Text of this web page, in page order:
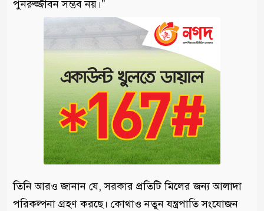
পুনরুজ্জীবন সম্ভব নয়।"
তিনি আরও জানান যে, সরকার প্রতিটি মিলের জন্য আলাদা
পরিকল্পনা গ্রহণ করছে। কোথাও নতুন যন্ত্রপাতি সংযোজন